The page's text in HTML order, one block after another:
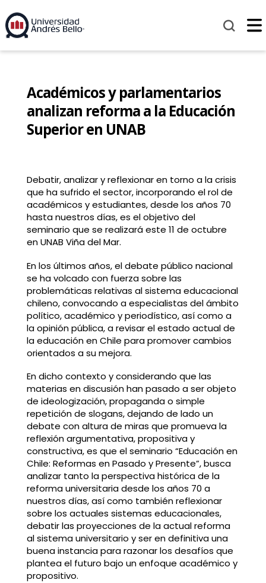
Académicos y parlamentarios
analizan reforma a la Educación
Superior en UNAB
Debatir, analizar y reflexionar en torno a la crisis
que ha sufrido el sector, incorporando el rol de
académicos y estudiantes, desde los años 70
hasta nuestros días, es el objetivo del
seminario que se realizará este 11 de octubre
en UNAB Viña del Mar.
En los últimos años, el debate público nacional
se ha volcado con fuerza sobre las
problemáticas relativas al sistema educacional
chileno, convocando a especialistas del ámbito
político, académico y periodístico, así como a
la opinión pública, a revisar el estado actual de
la educación en Chile para promover cambios
orientados a su mejora.
En dicho contexto y considerando que las
materias en discusión han pasado a ser objeto
de ideologización, propaganda o simple
repetición de slogans, dejando de lado un
debate con altura de miras que promueva la
reflexión argumentativa, propositiva y
constructiva, es que el seminario “Educación en
Chile: Reformas en Pasado y Presente”, busca
analizar tanto la perspectiva histórica de la
reforma universitaria desde los años 70 a
nuestros días, así como también reflexionar
sobre los actuales sistemas educacionales,
debatir las proyecciones de la actual reforma
al sistema universitario y ser en definitiva una
buena instancia para razonar los desafíos que
plantea el futuro bajo un enfoque académico y
propositivo.